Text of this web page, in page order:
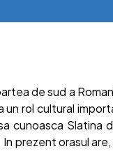
de sud a
un rol cultural
cunoasca Slatina
In prezent orasul